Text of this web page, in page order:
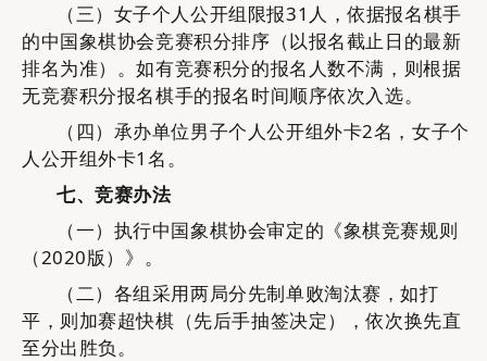
（三） 女子个人公开组限报31人，依据报名棋手
的中国象棋协会竞赛积分排序（以报名截止日的最新
排名为准）。如有竞赛积分的报名人数不满，则根据
无竞赛积分报名棋手的报名时间顺序依次入选。
（四） 承办单位男子个人公开组外卡2名，女子个
人公开组外卡1名。
七、竞赛办法
（一） 执行中国象棋协会审定的《象棋竞赛规则
（2020版）》。
（二） 各组采用两局分先制单败淘汰赛，如打
平，则加赛超快棋（先后手抽签决定），依次换先直
至分出胜负。